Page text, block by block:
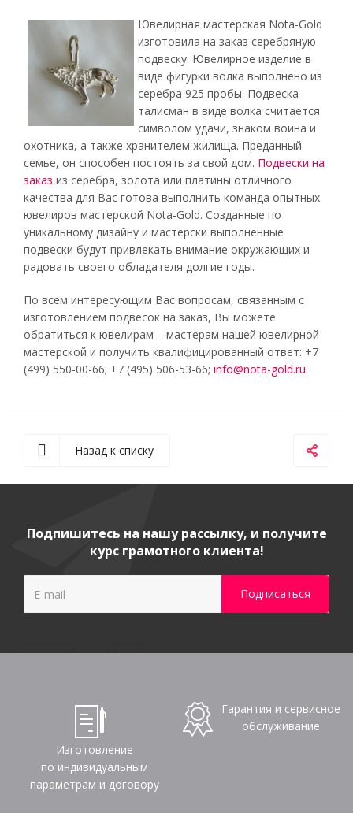
Ювелирная мастерская Nota-Gold
изготовила на заказ серебряную
подвеску. Ювелирное изделие в
виде фигурки волка выполнено из
серебра 925 пробы. Подвеска-
талисман в виде волка считается
символом удачи, знаком воина и
охотника, а также хранителем жилища. Преданный
семье, он способен постоять за свой дом. Подвески на
заказ из серебра, золота или платины отличного
качества для Вас готова выполнить команда опытных
ювелиров мастерской Nota-Gold. Созданные по
уникальному дизайну и мастерски выполненные
подвески будут привлекать внимание окружающих и
радовать своего обладателя долгие годы.
По всем интересующим Вас вопросам, связанным с
изготовлением подвесок на заказ, Вы можете
обратиться к ювелирам – мастерам нашей ювелирной
мастерской и получить квалифицированный ответ: +7
(499) 550-00-66; +7 (495) 506-53-66; info@nota-gold.ru
Назад к списку
Подпишитесь на нашу рассылку, и получите
курс грамотного клиента!
Изготовление
по индивидуальным
параметрам и договору
Гарантия и сервисное
обслуживание